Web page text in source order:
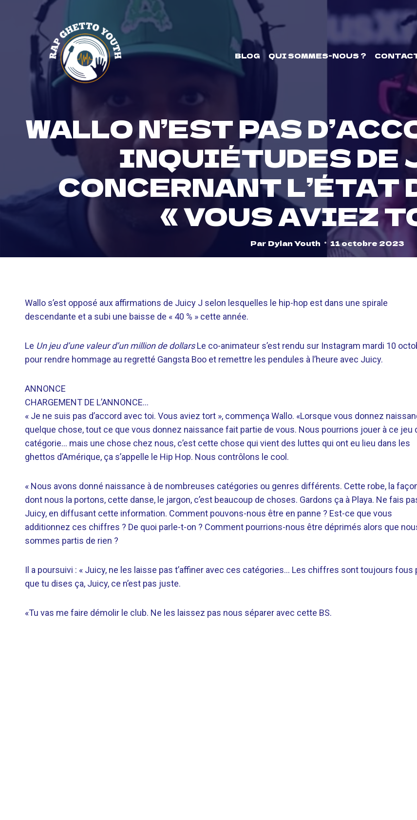
BLOG QUI SOMMES-NOUS ?
WALLO N’EST PAS
INQUIÉTUDES DE
CONCERNANT L’ÉTAT
« VOUS AVIEZ
Par Dylan Youth 11 octobre 2023
Wallo s’est opposé aux affirmations de Juicy J selon lesquelles le hip-hop est dans une spirale
descendante et a subi une baisse de « 40 % » cette année.
Le Un jeu d’une valeur d’un million de dollarsLe co-animateur s’est rendu sur Instagram mardi 10
pour rendre hommage au regretté Gangsta Boo et remettre les pendules à l’heure avec Juicy.
ANNONCE
CHARGEMENT DE L’ANNONCE…
« Je ne suis pas d’accord avec toi. Vous aviez tort », commença Wallo. «Lorsque vous donnez
quelque chose, tout ce que vous donnez naissance fait partie de vous. Nous pourrions jouer à ce jeu
catégorie… mais une chose chez nous, c’est cette chose qui vient des luttes qui ont eu lieu dans les
ghettos d’Amérique, ça s’appelle le Hip Hop. Nous contrôlons le cool.
« Nous avons donné naissance à de nombreuses catégories ou genres différents. Cette robe, la
dont nous la portons, cette danse, le jargon, c’est beaucoup de choses. Gardons ça à Playa. Ne fais
Juicy, en diffusant cette information. Comment pouvons-nous être en panne ? Est-ce que vous
additionnez ces chiffres ? De quoi parle-t-on ? Comment pourrions-nous être déprimés alors que
sommes partis de rien ?
Il a poursuivi : « Juicy, ne les laisse pas t’affiner avec ces catégories… Les chiffres sont toujours fous
que tu dises ça, Juicy, ce n’est pas juste.
«Tu vas me faire démolir le club. Ne les laissez pas nous séparer avec cette BS.